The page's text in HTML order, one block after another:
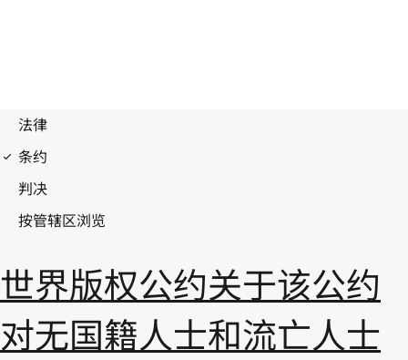
世界版权公约关于该公约
对无国籍人士和流亡人士